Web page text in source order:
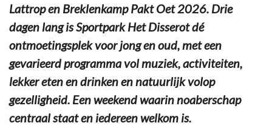
Lattrop en Breklenkamp Pakt Oet 2026. Drie
dagen lang is Sportpark Het Disserot dé
ontmoetingsplek voor jong en oud, met een
gevarieerd programma vol muziek, activiteiten,
lekker eten en drinken en natuurlijk volop
gezelligheid. Een weekend waarin noaberschap
centraal staat en iedereen welkom is.